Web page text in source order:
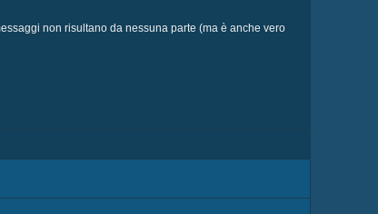
non risultano da nessuna parte (ma è anche vero